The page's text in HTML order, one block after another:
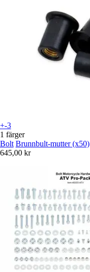
+-3
1 färger
Bolt Brunnbult-mutter (x50)
645,00 kr